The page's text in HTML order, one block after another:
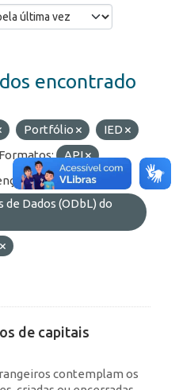
encontrado
Portfólio
IED
Formatos:
API
Dados (ODbL) do
de capitais
contemplam os